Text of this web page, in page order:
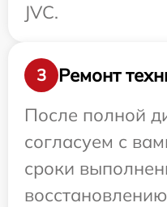
JVC.
3
Ремонт
После полной
согласуем с
сроки